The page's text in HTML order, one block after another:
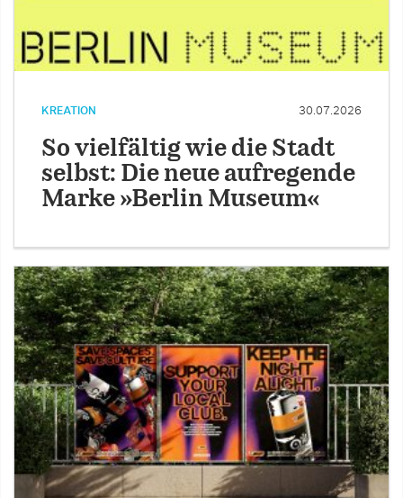
KREATION 30.07.2026
So vielfältig wie die Stadt
selbst: Die neue aufregende
Marke »Berlin Museum«